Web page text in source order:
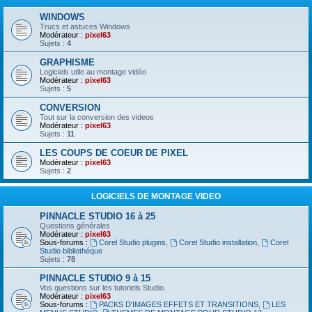
WINDOWS
Trucs et astuces Windows
Modérateur : pixel63
Sujets : 4
GRAPHISME
Logiciels utile au montage vidéo
Modérateur : pixel63
Sujets : 5
CONVERSION
Tout sur la conversion des videos
Modérateur : pixel63
Sujets : 11
LES COUPS DE COEUR DE PIXEL
Modérateur : pixel63
Sujets : 2
LOGICIELS DE MONTAGE VIDEO
PINNACLE STUDIO 16 à 25
Questions générales
Modérateur : pixel63
Sous-forums :
Corel Studio plugins Corel Studio installation,
Corel
Studio bibliothéque
Sujets : 78
PINNACLE STUDIO 9 à 15
Vos questions sur les tutoriels Studio.
Modérateur : pixel63
Sous-forums :
PACKS D'IMAGES EFFETS ET TRANSITIONS,
LES